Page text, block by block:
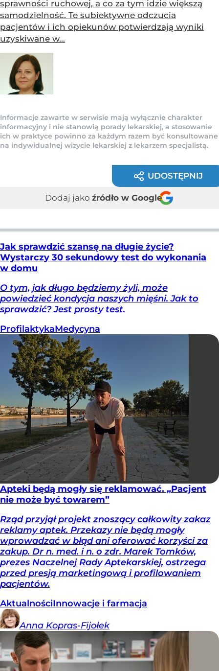
sprawności ruchowej, a co za tym idzie większą
samodzielność. Te subiektywne odczucia
pacjentów i ich opiekunów potwierdzają wyniki
uzyskiwane w...
Informacje zawarte w serwisie mają wyłącznie charakter
informacyjny i nie stanowią porady lekarskiej, a stosowanie
ich w praktyce powinno za każdym razem być konsultowane
na indywidualnej wizycie lekarskiej z lekarzem specjalistą.
UDOSTĘPNIJ
Dodaj jako źródło w Google
Jak sprawdzić szansę na długie życie?
Wystarczy 30 sekundowy test do wykonania
w domu
O tym, jak długo będziemy żyli, może
powiedzieć kondycja naszych mięśni. Jak to
sprawdzić? Jest prosty test.
ProfilaktykaMedycyna
Apteki będą mogły się reklamować. „Pacjent
nie może być towarem”
Rząd przyjął projekt znoszący całkowity zakaz
reklamy aptek. Przekazy nie będą mogły
wprowadzać w błąd ani oferować korzyści za
zakup. Dr n. med. i n. o zdr. Marek Tomków,
prezes Naczelnej Rady Aptekarskiej, ostrzega
przed presją marketingową i profilowaniem
pacjentów.
AktualnościInnowacje i farmacja
Anna Kopras-Fijołek